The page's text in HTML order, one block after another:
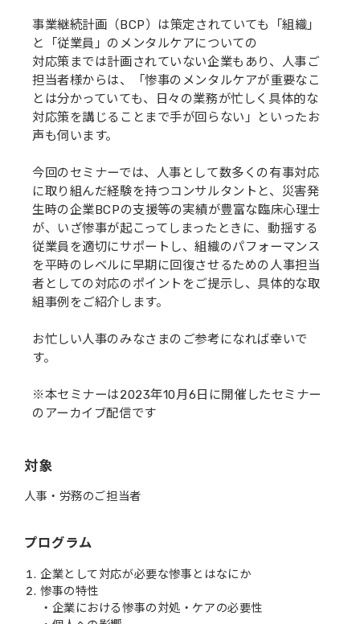
事業継続計画（BCP）は策定されていても「組織」
と「従業員」のメンタルケアについての
対応策までは計画されていない企業もあり、人事ご
担当者様からは、「惨事のメンタルケアが重要なこ
とは分かっていても、日々の業務が忙しく具体的な
対応策を講じることまで手が回らない」といったお
声も伺います。
今回のセミナーでは、人事として数多くの有事対応
に取り組んだ経験を持つコンサルタントと、災害発
生時の企業BCPの支援等の実績が豊富な臨床心理士
が、いざ惨事が起こってしまったときに、動揺する
従業員を適切にサポートし、組織のパフォーマンス
を平時のレベルに早期に回復させるための人事担当
者としての対応のポイントをご提示し、具体的な取
組事例をご紹介します。
お忙しい人事のみなさまのご参考になれば幸いで
す。
※本セミナーは2023年10月6日に開催したセミナー
のアーカイブ配信です
対象
人事・労務のご担当者
プログラム
企業として対応が必要な惨事とはなにか
惨事の特性
・企業における惨事の対処・ケアの必要性